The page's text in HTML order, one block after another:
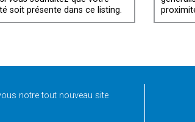
soit présente dans ce listing.
notre tout nouveau site